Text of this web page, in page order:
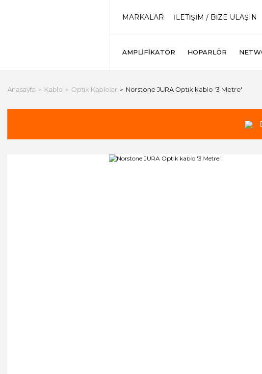
MARKALAR İLETİŞİM / BİZE ULAŞIN
AMPLIFIKATÖR HOPARLÖR
Anasayfa Kablo Optik Kablolar Norstone JURA Optik kablo '3 Metre'